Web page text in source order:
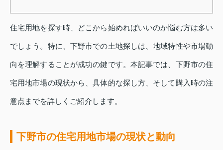
住宅用地を探す時、どこから始めればいいのか悩む方は多い
でしょう。特に、下野市での土地探しは、地域特性や市場動
向を理解することが成功の鍵です。本記事では、下野市の住
宅用地市場の現状から、具体的な探し方、そして購入時の注
意点までを詳しくご紹介します。
下野市の住宅用地市場の現状と動向